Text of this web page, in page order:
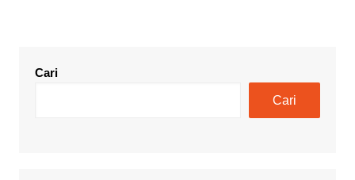
Cari
Cari